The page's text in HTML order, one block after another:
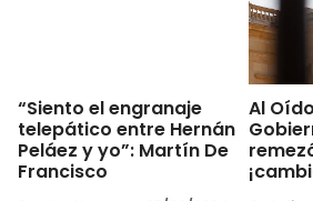
“Siento el engranaje
telepático entre Hernán
Peláez y yo”: Martín De
Francisco
Al